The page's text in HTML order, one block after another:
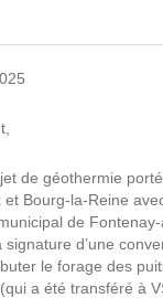
de géothermie
Bourg-la-Reine
de
d’une
le forage des
a été transféré à